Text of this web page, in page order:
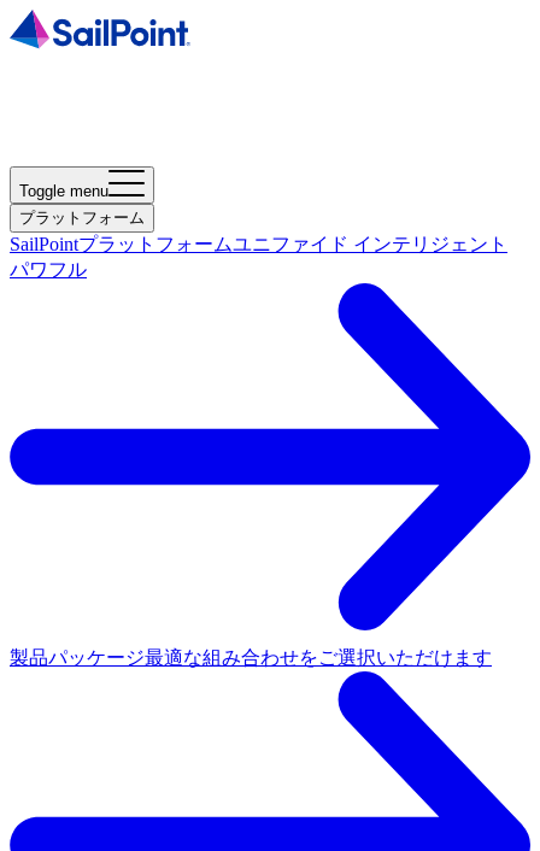
Toggle menu
プラットフォーム
SailPointプラットフォームユニファイド インテリジェント
パワフル
製品パッケージ最適な組み合わせをご選択いただけます